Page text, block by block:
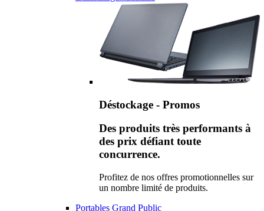
Déstockage - Promos
Des produits très performants à
des prix défiant toute
concurrence.
Profitez de nos offres promotionnelles sur
un nombre limité de produits.
Portables Grand Public